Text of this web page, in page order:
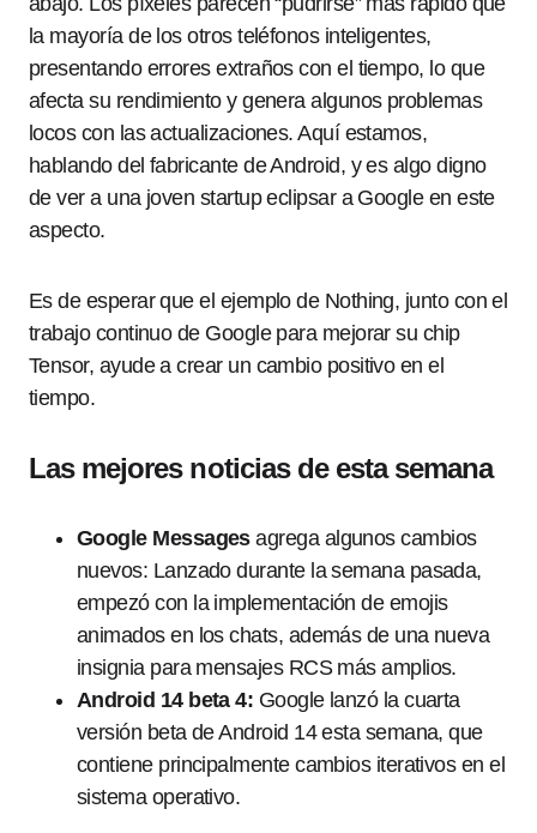
la mayoría de los otros teléfonos inteligentes,
presentando errores extraños con el tiempo, lo que
afecta su rendimiento y genera algunos problemas
locos con las actualizaciones. Aquí estamos,
hablando del fabricante de Android, y es algo digno
de ver a una joven startup eclipsar a Google en este
aspecto.
Es de esperar que el ejemplo de Nothing, junto con el
trabajo continuo de Google para mejorar su chip
Tensor, ayude a crear un cambio positivo en el
tiempo.
Las mejores noticias de esta semana
Google Messagesagrega algunos cambios
nuevos: Lanzado durante la semana pasada,
empezó con la implementación de emojis
animados en los chats, además de una nueva
insignia para mensajes RCS más amplios.
Android 14 beta 4: Google lanzó la cuarta
versión beta de Android 14 esta semana, que
contiene principalmente cambios iterativos en el
sistema operativo.